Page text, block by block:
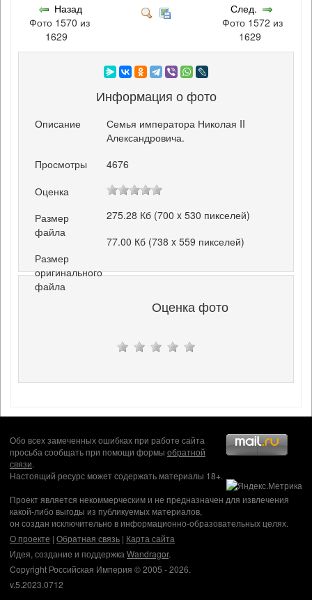
Назад
Фото 1570 из
1629
След.
Фото 1572 из
1629
Информация о фото
Описание
Семья императора Николая II
Александровича.
Просмотры
4676
Оценка
Размер
файла
275.28 Кб (700 x 530 пикселей)
Размер
оригинального
файла
77.00 Кб (738 x 559 пикселей)
Оценка фото
Обо всех замеченных ошибках при работе сайта
просьба сообщать при помощи формы обратной
связи.
Настоящий ресурс может содержать материалы 18+.
Проект является некоммерческим и не предназначен для извлечения
какой-либо выгоды из публикуемых материалов,
он создан исключительно в информационно-образовательных целях.
О проекте | Обратная связь | Карта сайта
Идея, создание и поддержка Wandragor.
Copyright Российская Империя © 2005 - 2026.
v.5.2023.0712